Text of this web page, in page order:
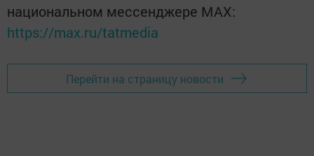
национальном мессенджере MАХ:
https://max.ru/tatmedia
Перейти на страницу новости